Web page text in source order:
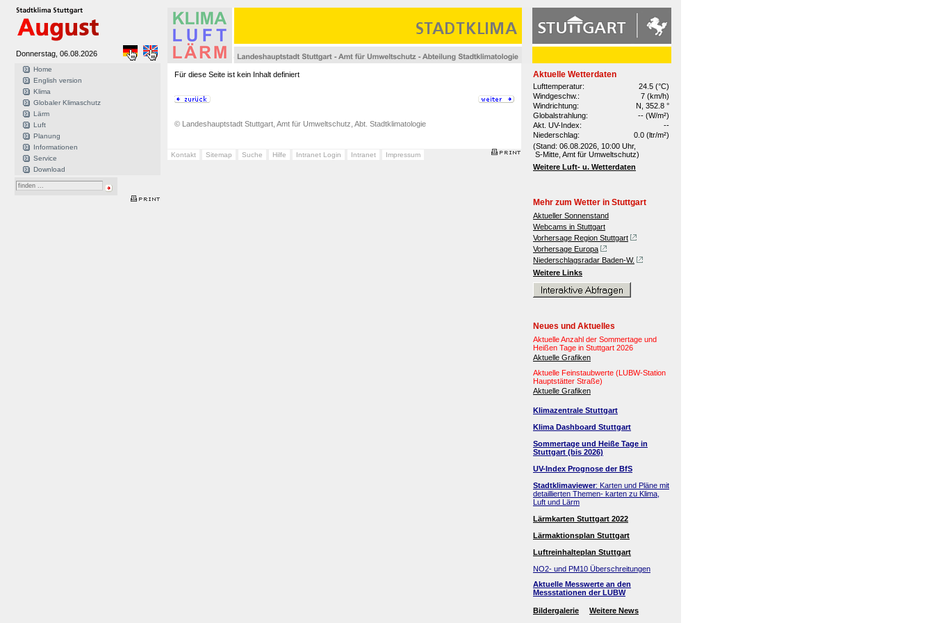
Donnerstag, 06.08.2026
Home
English version
Klima
Globaler Klimaschutz
Lärm
Luft
Planung
Informationen
Service
Download
Aktuelle Wetterdaten
Lufttemperatur:
24.5 (°C)
Windgeschw.:
7 (km/h)
Windrichtung:
N, 352.8 °
Globalstrahlung:
-- (W/m²)
Akt. UV-Index:
--
Niederschlag:
0.0 (ltr/m²)
(Stand: 06.08.2026, 10:00 Uhr,
S-Mitte, Amt für Umweltschutz)
Weitere Luft- u. Wetterdaten
Mehr zum Wetter in Stuttgart
Aktueller Sonnenstand
Webcams in Stuttgart
Vorhersage Region Stuttgart
Vorhersage Europa
Niederschlagsradar Baden-W.
Weitere Links
Neues und Aktuelles
Aktuelle Anzahl der Sommertage und
Heißen Tage in Stuttgart 2026
Aktuelle Grafiken
Aktuelle Feinstaubwerte (LUBW-Station
Hauptstätter Straße)
Aktuelle Grafiken
Klimazentrale Stuttgart
Klima Dashboard Stuttgart
Sommertage und Heiße Tage in
Stuttgart (bis 2026)
UV-Index Prognose der BfS
Stadtklimaviewer: Karten und Pläne mit
detaillierten Themen- karten zu Klima,
Luft und Lärm
Lärmkarten Stuttgart 2022
Lärmaktionsplan Stuttgart
Luftreinhalteplan Stuttgart
NO2- und PM10 Überschreitungen
Aktuelle Messwerte an den
Messstationen der LUBW
Bildergalerie Weitere News
Für diese Seite ist kein Inhalt definiert
© Landeshauptstadt Stuttgart, Amt für Umweltschutz, Abt. Stadtklimatologie
Kontakt Sitemap Suche Hilfe Intranet Login Intranet Impressum